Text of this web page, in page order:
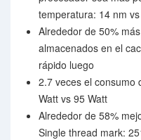
temperatura: 14 nm
Alrededor de 50%
almacenados en el
rápido luego
2.7 veces el consumo
Watt vs 95 Watt
Alrededor de 58%
Single thread mark: